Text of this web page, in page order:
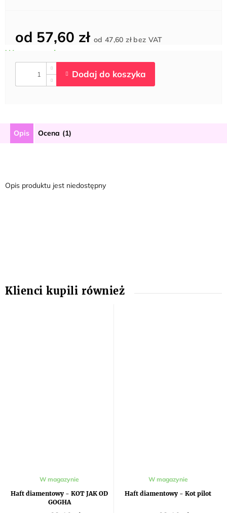
od 57,60 zł od47,60 złbez VAT
Opis Ocena (1)
Opis produktu jest niedostępny
Haft diamentowy - KOT JAK OD
GOGHA
W magazynie
Haft diamentowy - Kot pilot
W magazynie